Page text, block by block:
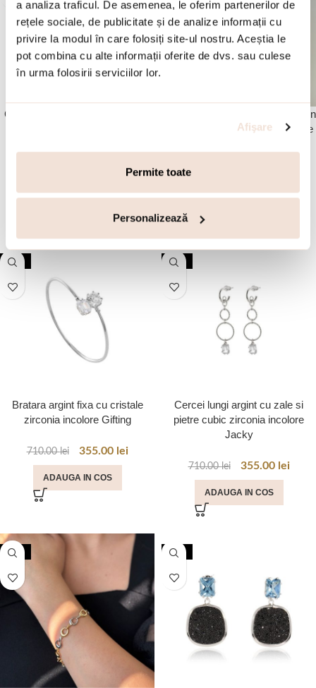
a analiza traficul. De asemenea, le oferim partenerilor de
rețele sociale, de publicitate și de analize informații cu
privire la modul în care folosiți site-ul nostru. Aceștia le
pot combina cu alte informații oferite de dvs. sau culese
în urma folosirii serviciilor lor.
Afişare
Permite toate
Personalizează
Cercei lungi argint placati cu aur
lei
Cercei argint placat cu aur galben
de 18 K lungi decorati cu cristale
770.00
-50%
Bratara argint fixa cu cristale
zirconia incolore Gifting
710.00lei 355.00 lei
ADAUGA IN COS
-50%
Cercei lungi argint cu zale si
pietre cubic zirconia incolore
Jacky
710.00lei 355.00 lei
ADAUGA IN COS
-50% -50%